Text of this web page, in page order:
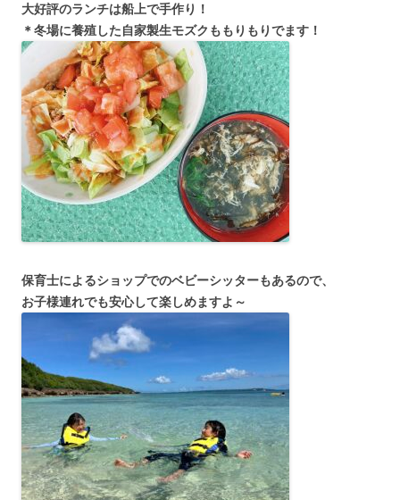
大好評のランチは船上で手作り！
＊冬場に養殖した自家製生モズクももりもりでます！
保育士によるショップでのベビーシッターもあるので、
お子様連れでも安心して楽しめますよ～